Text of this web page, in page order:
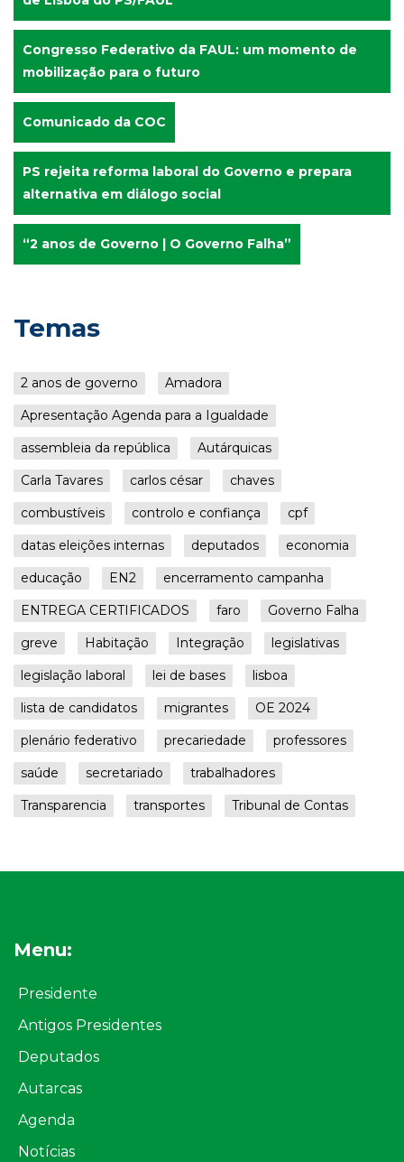
Congresso Federativo da FAUL: um momento de
mobilização para o futuro
Comunicado da COC
PS rejeita reforma laboral do Governo e prepara
alternativa em diálogo social
“2 anos de Governo | O Governo Falha”
Temas
2 anos de governo
Amadora
Apresentação Agenda para a Igualdade
assembleia da república
Autárquicas
Carla Tavares
carlos césar
chaves
combustíveis
controlo e confiança
cpf
datas eleições internas
deputados
economia
educação
EN2
encerramento campanha
ENTREGA CERTIFICADOS
faro
Governo Falha
greve
Habitação Integração
legislativas
legislação laboral
lei de bases
lisboa
lista de candidatos
migrantes
OE 2024
plenário federativo
precariedade
professores
saúde
secretariado
trabalhadores
Transparencia
transportes Tribunal de Contas
Menu:
Presidente
Antigos Presidentes
Deputados
Autarcas
Agenda
Notícias